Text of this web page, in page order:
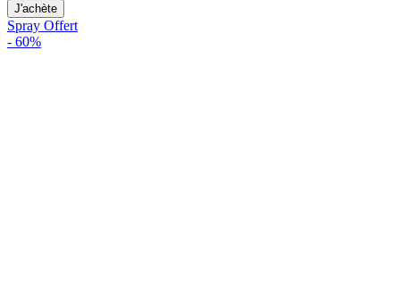
J'achète
Spray Offert
- 60%